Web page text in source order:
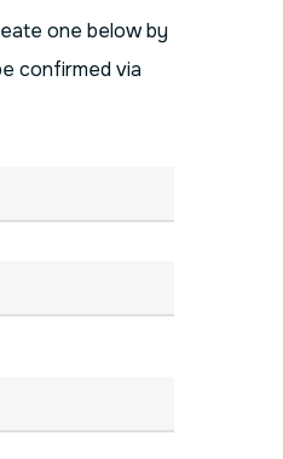
one below by
confirmed via